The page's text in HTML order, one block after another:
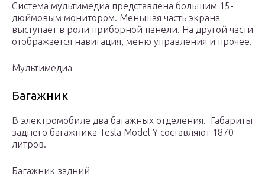
Система мультимедиа представлена большим 15-
дюймовым монитором. Меньшая часть экрана
выступает в роли приборной панели. На другой части
отображается навигация, меню управления и прочее.
Мультимедиа
Багажник
В электромобиле два багажных отделения. Габариты
заднего багажника Tesla Model Y составляют 1870
литров.
Багажник задний